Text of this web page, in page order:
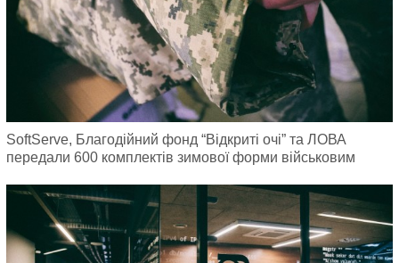
SoftServe, Благодійний фонд “Відкриті очі” та ЛОВА
передали 600 комплектів зимової форми військовим